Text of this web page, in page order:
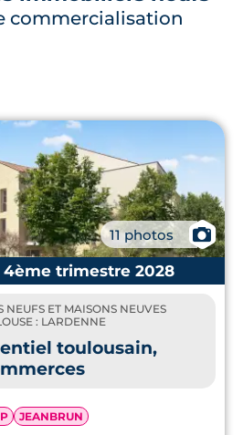
commercialisation
11 photos
📷
4ème trimestre 2028
NEUFS ET MAISONS NEUVES
: LARDENNE
toulousain,
JEANBRUN